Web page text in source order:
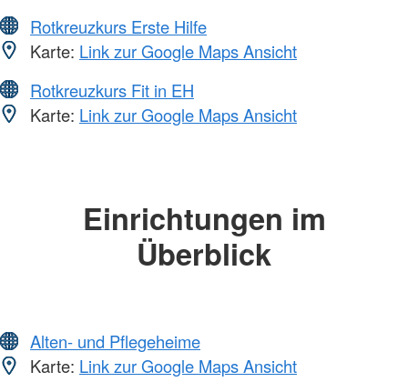
Rotkreuzkurs Erste Hilfe
Karte: Link zur Google Maps Ansicht
Rotkreuzkurs Fit in EH
Karte: Link zur Google Maps Ansicht
Einrichtungen im
Überblick
Alten- und Pflegeheime
Karte: Link zur Google Maps Ansicht